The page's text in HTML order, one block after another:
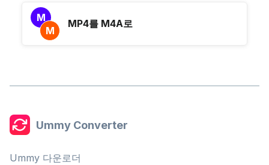
M
M
MP4를 M4A로
Ummy Converter
Ummy 다운로더